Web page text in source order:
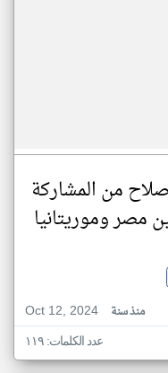
من المشاركة
مصر وموريتانيا
Oct 12, 2024
منذ سنة
عدد الكلمات: ١١٩